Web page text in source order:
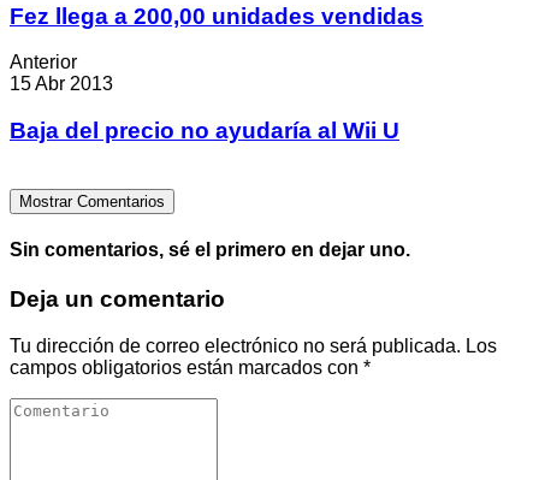
Fez llega a 200,00 unidades vendidas
Anterior
15 Abr 2013
Baja del precio no ayudaría al Wii U
Mostrar Comentarios
Sin comentarios, sé el primero en dejar uno.
Deja un comentario
Tu dirección de correo electrónico no será publicada. Los
campos obligatorios están marcados con *